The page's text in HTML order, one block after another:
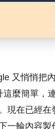
又悄悄把
麼簡單，
現在已經
一輪內容製